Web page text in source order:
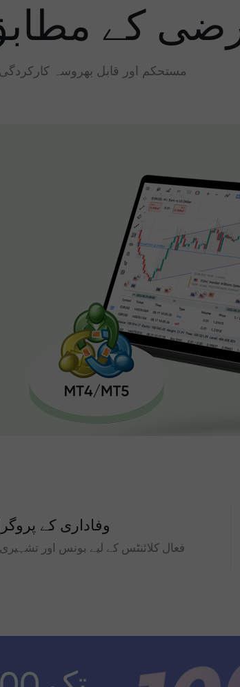
کے
مستحکم اور قابل بھروسہ کارکردگی
وفاداری کے
فعال کلائنٹس کے لیے بونس اور